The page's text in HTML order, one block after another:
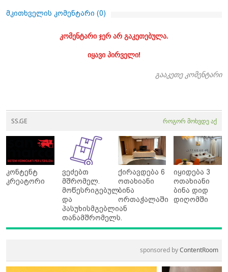
მკითხველის კომენტარი (0)
კომენტარი ჯერ არ გაკეთებულა.
იყავი პირველი!
გააკეთე კომენტარი
SS.GE როგორ მოხვდე აქ
კონტენტ
კრეატორი
ვეძებთ
მშრომელ.
მოწესრიგებულ
და
პასუხისმგებლიან
თანამშრომელს.
ქირავდება 6
ოთახიანი
ბინა
ორთაჭალაში
იყიდება 3
ოთახიანი
ბინა დიდ
დიღომში
sponsored byContentRoom